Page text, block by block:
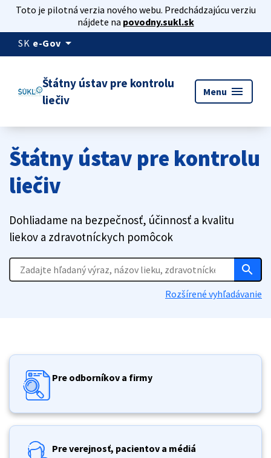
Toto je pilotná verzia nového webu. Predchádzajúcu verziu
nájdete na povodny.sukl.sk
SK e-Gov arrow_drop_down
Štátny ústav pre kontrolu
liečiv
Menu menu
Štátny ústav pre kontrolu
liečiv
Dohliadame na bezpečnosť, účinnosť a kvalitu
liekov a zdravotníckych pomôcok
search
Rozšírené vyhľadávanie
Pre odborníkov a firmy
Pre verejnosť, pacientov a médiá